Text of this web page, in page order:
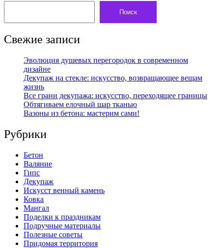
Поиск
Свежие записи
Эволюция душевых перегородок в современном
дизайне
Декупаж на стекле: искусство, возвращающее вещам
жизнь
Все грани декупажа: искусство, переходящее границы
Обтягиваем елочный шар тканью
Вазоны из бетона: мастерим сами!
Рубрики
Бетон
Валяние
Гипс
Декупаж
Искусст венный камень
Ковка
Мангал
Поделки к праздникам
Подручные материалы
Полезные советы
Придомая территория